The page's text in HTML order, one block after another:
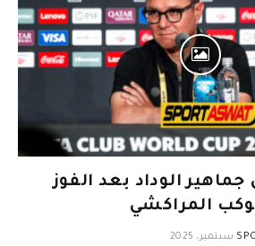
الوداد بعد الفوز
المراكشي